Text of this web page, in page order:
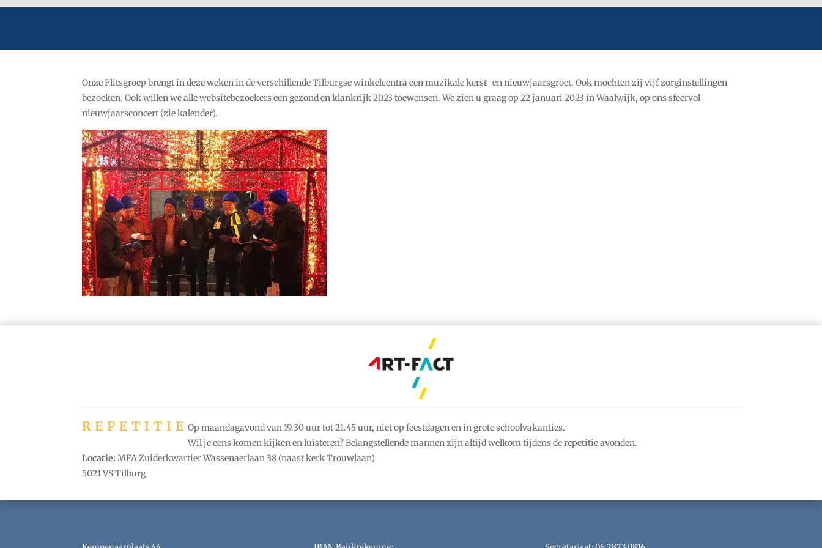
Onze Flitsgroep brengt in deze weken in de verschillende Tilburgse winkelcentra een muzikale kerst- en nieuwjaarsgroet. Ook mochten zij vijf zorginstellingen
bezoeken. Ook willen we alle websitebezoekers een gezond en klankrijk 2023 toewensen. We zien u graag op 22 januari 2023 in Waalwijk, op ons sfeervol
nieuwjaarsconcert (zie kalender).
REPETITIEOp maandagavond van 19.30 uur tot 21.45 uur, niet op feestdagen en in grote schoolvakanties.
Wil je eens komen kijken en luisteren? Belangstellende mannen zijn altijd welkom tijdens de repetitie avonden.
Locatie:MFA Zuiderkwartier Wassenaerlaan 38 (naast kerk Trouwlaan)
5021 VS Tilburg